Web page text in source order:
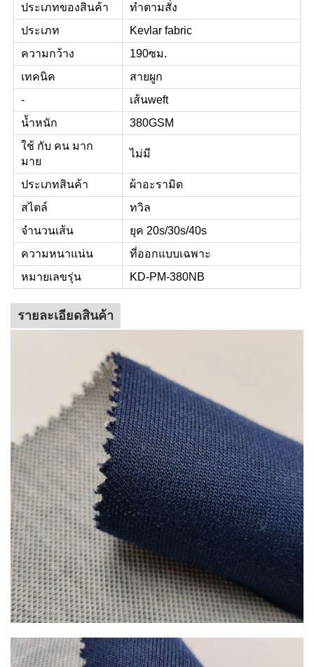
ประเภทของสินค้า
ทําตามสั่ง
ประเภท
Kevlar fabric
ความกว้าง
190ซม.
เทคนิค
สายผูก
-
เส้นweft
น้ำหนัก
380GSM
ใช้ กับ คน มาก
มาย
ไม่มี
ประเภทสินค้า
ผ้าอะรามิด
สไตล์
ทวิล
จํานวนเส้น
ยุค 20s/30s/40s
ความหนาแน่น
ที่ออกแบบเฉพาะ
หมายเลขรุ่น
KD-PM-380NB
รายละเอียดสินค้า